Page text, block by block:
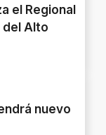
el Regional
del Alto
nuevo